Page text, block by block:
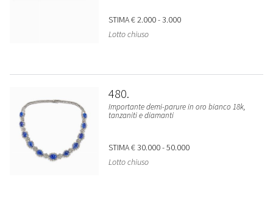
STIMA€ 2.000 - 3.000
Lotto chiuso
480
Importante demi-parure in oro bianco 18k,
tanzaniti e diamanti
STIMA€ 30.000 - 50.000
Lotto chiuso